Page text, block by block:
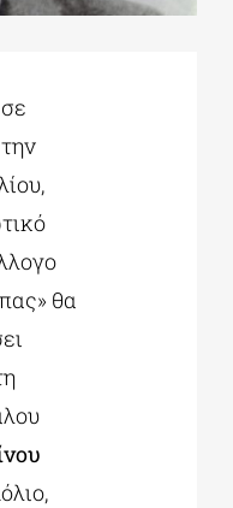
σε
θα